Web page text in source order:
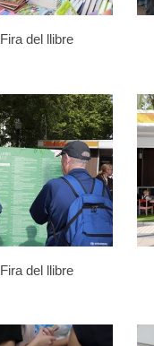
Fira del llibre
Fira del llibre